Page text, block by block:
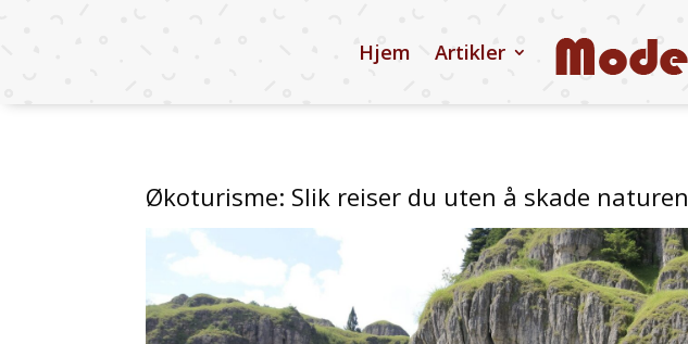
Hjem Artikler
Økoturisme: Slik reiser du uten å skade naturen